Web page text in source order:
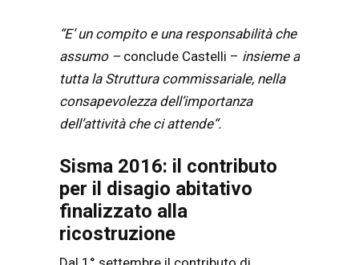
“E’ un compito e una responsabilità che
assumo – conclude Castelli – insieme a
tutta la Struttura commissariale, nella
consapevolezza dell’importanza
dell’attività che ci attende“.
Sisma 2016: il contributo
per il disagio abitativo
finalizzato alla
ricostruzione